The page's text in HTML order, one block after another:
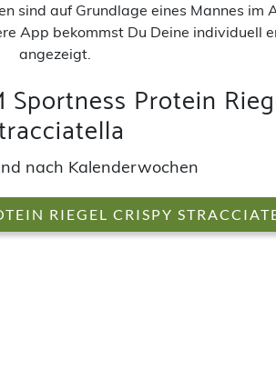
sind auf Grundlage eines Mannes im
App bekommst Du Deine individuell
angezeigt.
Protein
nach Kalenderwochen
RIEGEL CRISPY